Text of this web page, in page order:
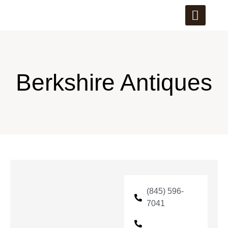
Berkshire Antiques
(845) 596-
7041